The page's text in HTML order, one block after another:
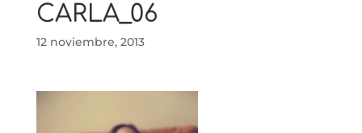
CARLA_06
12 noviembre, 2013